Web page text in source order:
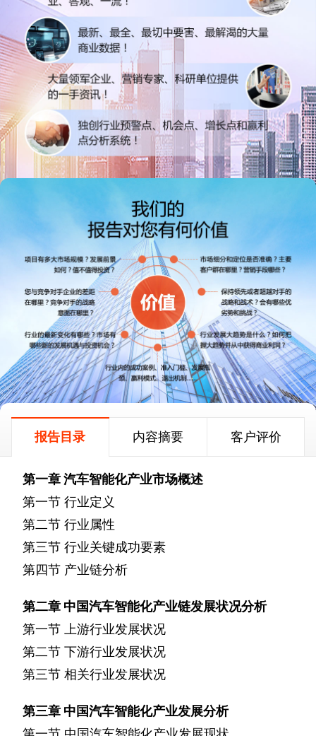
报告目录 内容摘要 客户评价
第一章汽车智能化产业市场概述
第一节 行业定义
第二节 行业属性
第三节 行业关键成功要素
第四节 产业链分析
第二章 中国汽车智能化产业链发展状况分析
第一节
上游行业发展状况
第二节 下游行业发展状况
第三节 相关行业发展状况
第三章 中国汽车智能化产业发展分析